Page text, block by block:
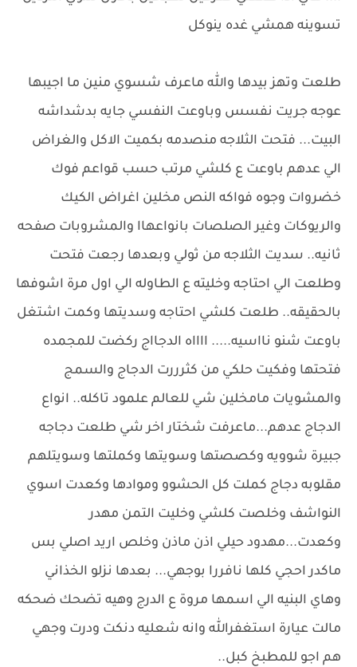
تسوينه همشي غده ينوكل
طلعت وتهز بيدها والله ماعرف شسوي منين ما اجيبها
عوجه جريت نفسس وباوعت النفسي جايه بدشداشه
البيت... فتحت الثلاجه منصدمه بكميت الاكل والغراض
الي عدهم باوعت ع كلشي مرتب حسب قواعم فوك
خضروات وجوه فواكه النص مخلين اغراض الكيك
والريوكات وغير الصلصات بانواعهاا والمشروبات صفحه
ثانيه.. سديت الثلاجه من ثولي وبعدها رجعت فتحت
وطلعت الي احتاجه وخليته ع الطاوله الي اول مرة اشوفها
بالحقيقه.. طلعت كلشي احتاجه وسديتها وكمت اشتغل
باوعت شنو نااسيه..... ااااه الدجااج ركضت للمجمده
فتحتها وفكيت حلكي من كثرررت الدجاج والسمج
والمشويات مامخلين شي للعالم علمود تاكله.. انواع
الدجاج عدهم...ماعرفت شختار اخر شي طلعت دجاجه
جبيرة شوويه وكصصتها وسويتها وكملتها وسويتلهم
مقلوبه دجاج كملت كل الحشوو وموادها وكعدت اسوي
النواشف وخلصت كلشي وخليت التمن مهدر
وكعدت...مهدود حيلي اذن ماذن وخلص اريد اصلي بس
ماكدر احجي كلها نافررا بوجهي... بعدها نزلو الخذاني
وهاي البنيه الي اسمها مروة ع الدرج وهيه تضحك ضحكه
مالت عيارة استغفرالله وانه شعليه دنكت ودرت وجهي
هم اجو للمطبخ كبل..